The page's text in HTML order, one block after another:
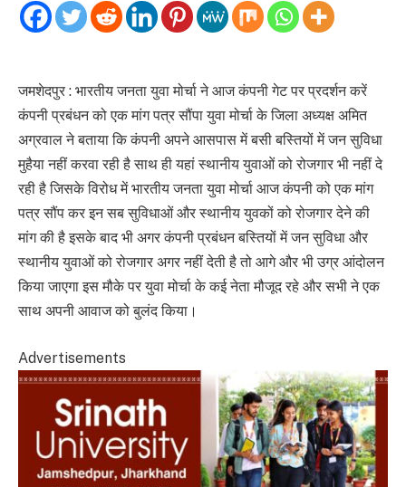
जमशेदपुर : भारतीय जनता युवा मोर्चा ने आज कंपनी गेट पर प्रदर्शन करें
कंपनी प्रबंधन को एक मांग पत्र सौंपा युवा मोर्चा के जिला अध्यक्ष अमित
अग्रवाल ने बताया कि कंपनी अपने आसपास में बसी बस्तियों में जन सुविधा
मुहैया नहीं करवा रही है साथ ही यहां स्थानीय युवाओं को रोजगार भी नहीं दे
रही है जिसके विरोध में भारतीय जनता युवा मोर्चा आज कंपनी को एक मांग
पत्र सौंप कर इन सब सुविधाओं और स्थानीय युवकों को रोजगार देने की
मांग की है इसके बाद भी अगर कंपनी प्रबंधन बस्तियों में जन सुविधा और
स्थानीय युवाओं को रोजगार अगर नहीं देती है तो आगे और भी उग्र आंदोलन
किया जाएगा इस मौके पर युवा मोर्चा के कई नेता मौजूद रहे और सभी ने एक
साथ अपनी आवाज को बुलंद किया।
Advertisements